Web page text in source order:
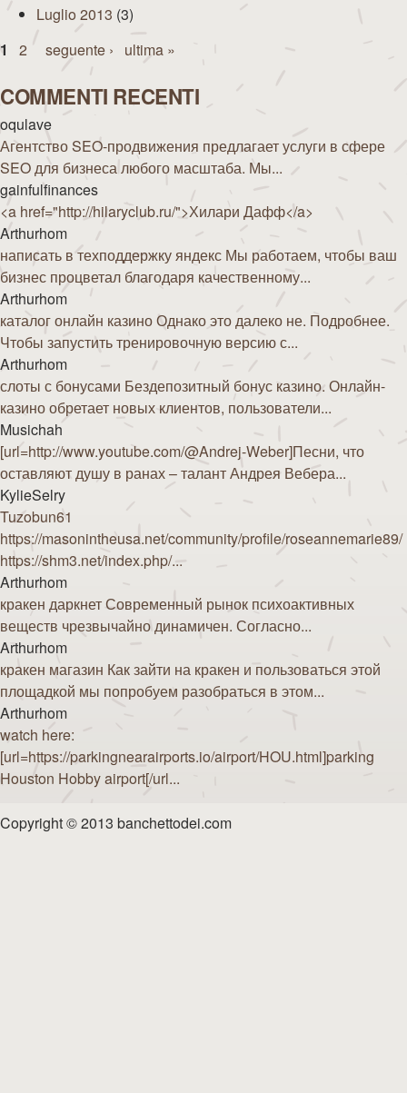
Luglio 2013 (3)
Pagine
1 2 seguente › ultima »
COMMENTI RECENTI
oqulave
Агентство SEO-продвижения предлагает услуги в сфере
SEO для бизнеса любого масштаба. Мы...
gainfulfinances
<a href="http://hilaryclub.ru/">Хилари Дафф</a>
Arthurhom
написать в техподдержку яндекс Мы работаем, чтобы ваш
бизнес процветал благодаря качественному...
Arthurhom
каталог онлайн казино Однако это далеко не. Подробнее.
Чтобы запустить тренировочную версию с...
Arthurhom
слоты с бонусами Бездепозитный бонус казино. Онлайн-
казино обретает новых клиентов, пользователи...
Musichah
[url=http://www.youtube.com/@Andrej-Weber]Песни, что
оставляют душу в ранах – талант Андрея Вебера...
KylieSelry
Tuzobun61
https://masonintheusa.net/community/profile/roseannemarie89/
https://shm3.net/index.php/...
Arthurhom
кракен даркнет Современный рынок психоактивных
веществ чрезвычайно динамичен. Согласно...
Arthurhom
кракен магазин Как зайти на кракен и пользоваться этой
площадкой мы попробуем разобраться в этом...
Arthurhom
watch here:
[url=https://parkingnearairports.io/airport/HOU.html]parking
Houston Hobby airport[/url...
Copyright © 2013 banchettodei.com